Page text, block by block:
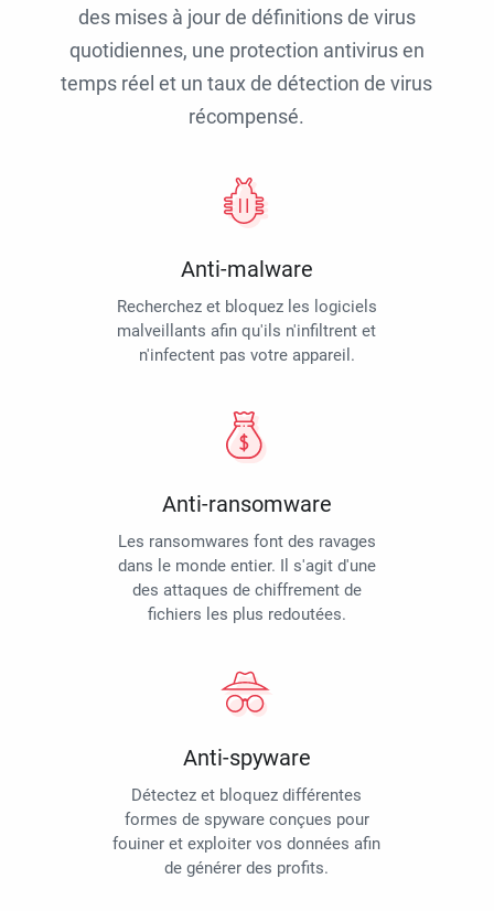
des mises à jour de définitions de virus
quotidiennes, une protection antivirus en
temps réel et un taux de détection de virus
récompensé.
Anti-malware
Recherchez et bloquez les logiciels
malveillants afin qu'ils n'infiltrent et
n'infectent pas votre appareil.
Anti-ransomware
Les ransomwares font des ravages
dans le monde entier. Il s'agit d'une
des attaques de chiffrement de
fichiers les plus redoutées.
Anti-spyware
Détectez et bloquez différentes
formes de spyware conçues pour
fouiner et exploiter vos données afin
de générer des profits.